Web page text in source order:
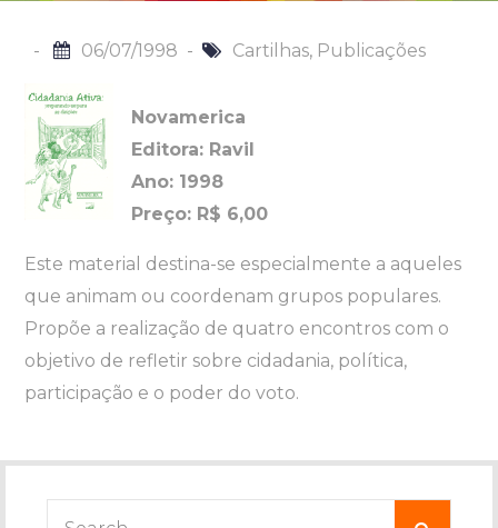
06/07/1998 Cartilhas, Publicações
Novamerica
Editora: Ravil
Ano: 1998
Preço: R$ 6,00
Este material destina-se especialmente a aqueles
que animam ou coordenam grupos populares.
Propõe a realização de quatro encontros com o
objetivo de refletir sobre cidadania, política,
participação e o poder do voto.
Search